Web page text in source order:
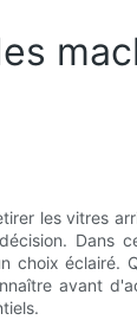
les vitres
Dans
choix
avant